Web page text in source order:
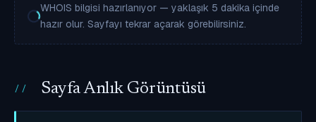
WHOIS bilgisi hazırlanıyor — yaklaşık 5 dakika içinde
hazır olur. Sayfayı tekrar açarak görebilirsiniz.
Sayfa Anlık Görüntüsü